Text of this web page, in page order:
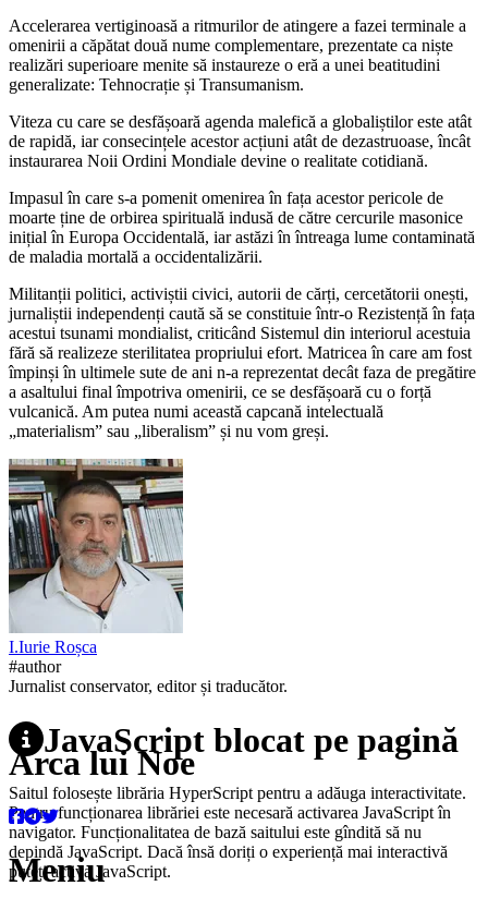
Accelerarea vertiginoasă a ritmurilor de atingere a fazei terminale a
omenirii a căpătat două nume complementare, prezentate ca niște
realizări superioare menite să instaureze o eră a unei beatitudini
generalizate: Tehnocrație și Transumanism.
Viteza cu care se desfășoară agenda malefică a globaliștilor este atât
de rapidă, iar consecințele acestor acțiuni atât de dezastruoase, încât
instaurarea Noii Ordini Mondiale devine o realitate cotidiană.
Impasul în care s-a pomenit omenirea în fața acestor pericole de
moarte ține de orbirea spirituală indusă de către cercurile masonice
inițial în Europa Occidentală, iar astăzi în întreaga lume contaminată
de maladia mortală a occidentalizării.
Militanții politici, activiștii civici, autorii de cărți, cercetătorii onești,
jurnaliștii independenți caută să se constituie într-o Rezistență în fața
acestui tsunami mondialist, criticând Sistemul din interiorul acestuia
fără să realizeze sterilitatea propriului efort. Matricea în care am fost
împinși în ultimele sute de ani n-a reprezentat decât faza de pregătire
a asaltului final împotriva omenirii, ce se desfășoară cu o forță
vulcanică. Am putea numi această capcană intelectuală
„materialism” sau „liberalism” și nu vom greși.
I.Iurie Roșca
#author
Jurnalist conservator, editor și traducător.
JavaScript blocat pe pagină
Saitul folosește librăria HyperScript pentru a adăuga interactivitate.
Pentru funcționarea librăriei este necesară activarea JavaScript în
navigator. Funcționalitatea de bază saitului este gîndită să nu
depindă JavaScript. Dacă însă doriți o experiență mai interactivă
puteți activa JavaScript.
Arca lui Noe
Meniu